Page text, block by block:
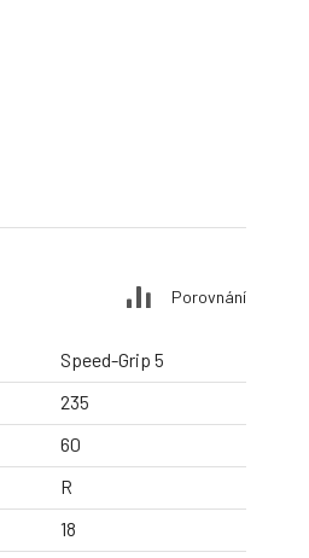
Porovnání
Speed-Grip 5
235
60
R
18